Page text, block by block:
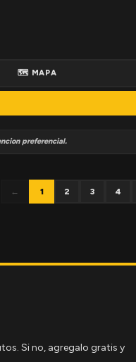
🗺 MAPA
preferencial.
← 1 2 3 4
Si no, agregalo gratis y